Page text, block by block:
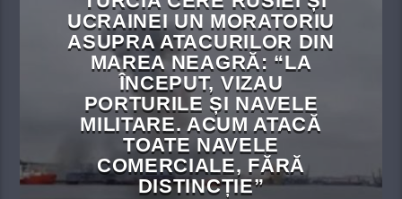
UCRAINEI UN MORATORIU
ASUPRA ATACURILOR DIN
MAREA NEAGRĂ: “LA
ÎNCEPUT, VIZAU
PORTURILE ȘI NAVELE
MILITARE. ACUM ATACĂ
TOATE NAVELE
COMERCIALE, FĂRĂ
DISTINCȚIE”